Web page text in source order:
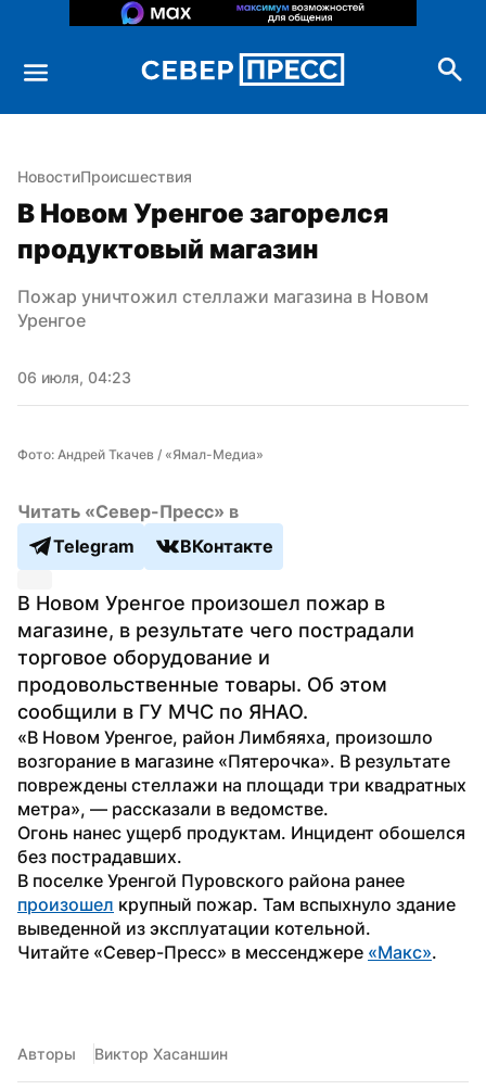
НовостиПроисшествия
В Новом Уренгое загорелся
продуктовый магазин
Пожар уничтожил стеллажи магазина в Новом
Уренгое
06 июля, 04:23
Фото: Андрей Ткачев / «Ямал-Медиа»
Читать «Север-Пресс» в
Telegram
ВКонтакте
В Новом Уренгое произошел пожар в
магазине, в результате чего пострадали
торговое оборудование и
продовольственные товары. Об этом
сообщили в ГУ МЧС по ЯНАО.
«В Новом Уренгое, район Лимбяяха, произошло
возгорание в магазине «Пятерочка». В результате
повреждены стеллажи на площади три квадратных
метра», — рассказали в ведомстве.
Огонь нанес ущерб продуктам. Инцидент обошелся
без пострадавших.
произошел крупный пожар. Там вспыхнуло здание
выведенной из эксплуатации котельной.
Читайте «Север-Пресс» в мессенджере «Макс».
Авторы Виктор Хасаншин